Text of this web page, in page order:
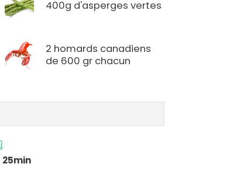
400g d'asperges vertes
2 homards canadiens
de 600 gr chacun
25min